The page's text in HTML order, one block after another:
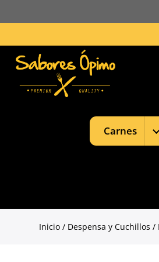
Carnes
Inicio / Despensa y Cuchillos /